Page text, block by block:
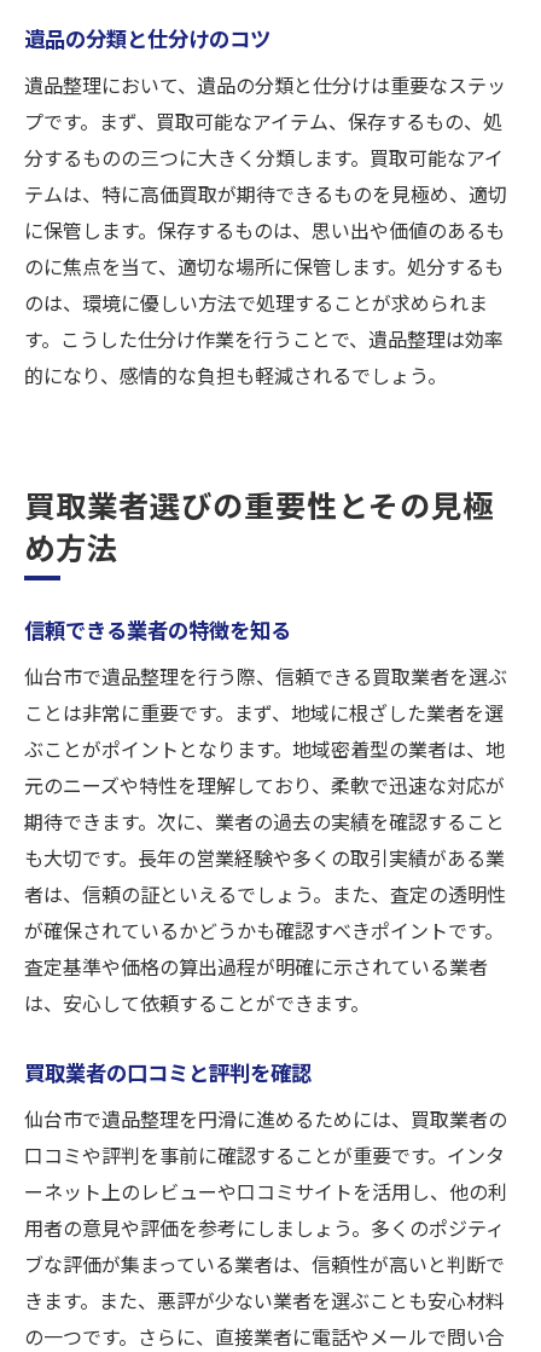
遺品の分類と仕分けのコツ
遺品整理において、遺品の分類と仕分けは重要なステッ
プです。まず、買取可能なアイテム、保存するもの、処
分するものの三つに大きく分類します。買取可能なアイ
テムは、特に高価買取が期待できるものを見極め、適切
に保管します。保存するものは、思い出や価値のあるも
のに焦点を当て、適切な場所に保管します。処分するも
のは、環境に優しい方法で処理することが求められま
す。こうした仕分け作業を行うことで、遺品整理は効率
的になり、感情的な負担も軽減されるでしょう。
買取業者選びの重要性とその見極
め方法
信頼できる業者の特徴を知る
仙台市で遺品整理を行う際、信頼できる買取業者を選ぶ
ことは非常に重要です。まず、地域に根ざした業者を選
ぶことがポイントとなります。地域密着型の業者は、地
元のニーズや特性を理解しており、柔軟で迅速な対応が
期待できます。次に、業者の過去の実績を確認すること
も大切です。長年の営業経験や多くの取引実績がある業
者は、信頼の証といえるでしょう。また、査定の透明性
が確保されているかどうかも確認すべきポイントです。
査定基準や価格の算出過程が明確に示されている業者
は、安心して依頼することができます。
買取業者の口コミと評判を確認
仙台市で遺品整理を円滑に進めるためには、買取業者の
口コミや評判を事前に確認することが重要です。インタ
ーネット上のレビューや口コミサイトを活用し、他の利
用者の意見や評価を参考にしましょう。多くのポジティ
ブな評価が集まっている業者は、信頼性が高いと判断で
きます。また、悪評が少ない業者を選ぶことも安心材料
の一つです。さらに、直接業者に電話やメールで問い合